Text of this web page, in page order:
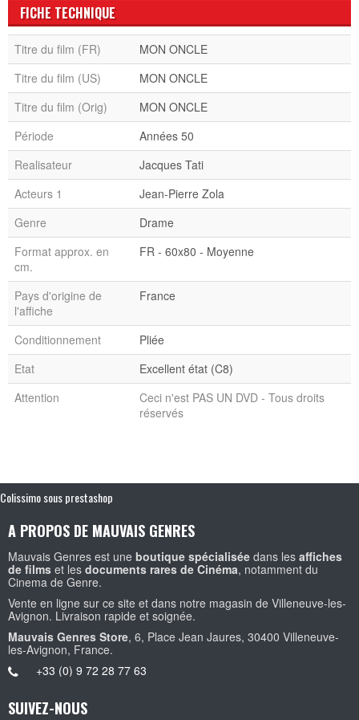
FICHE TECHNIQUE
Titre du film (FR)
MON ONCLE
Titre du film (US)
MON ONCLE
Titre du film (Orig)
MON ONCLE
Période
Années 50
Realisateur
Jacques Tati
Acteurs 1
Jean-Pierre Zola
Genre
Drame
Format approx. en
cm.
FR - 60x80 - Moyenne
Pays d'origine de
l'affiche
France
Conditionnement
Pliée
Etat
Excellent état (C8)
Attention
Ceci n'est PAS UN DVD - Tous droits
réservés
Colissimo sous prestashop
A PROPOS DE MAUVAIS GENRES
Mauvais Genres est une boutique spécialisée dans les affiches
de films et les documents rares de Cinéma, notamment du
Cinema de Genre.
Vente en ligne sur ce site et dans notre magasin de Villeneuve-les-
Avignon. Livraison rapide et soignée.
Mauvais Genres Store, 6, Place Jean Jaures, 30400 Villeneuve-
les-Avignon, France.
+33 (0) 9 72 28 77 63
SUIVEZ-NOUS